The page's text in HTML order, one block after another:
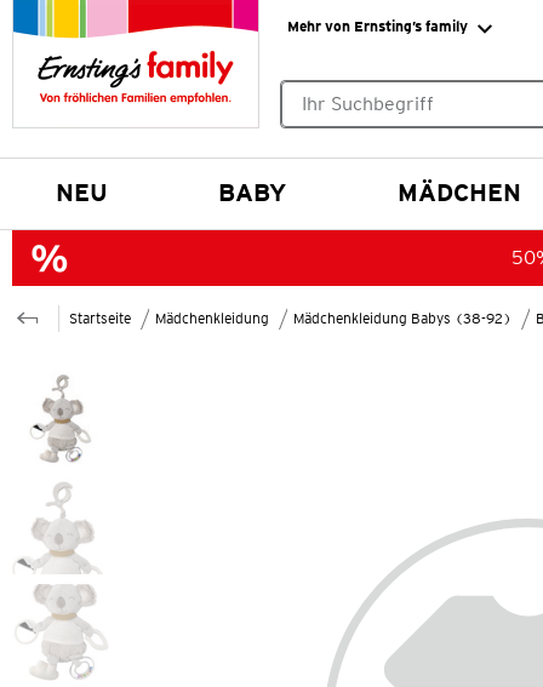
Mehr von Ernsting’s family
NEU BABY MÄDCHEN
Startseite Mädchenkleidung Mädchenkleidung Babys (38-92)